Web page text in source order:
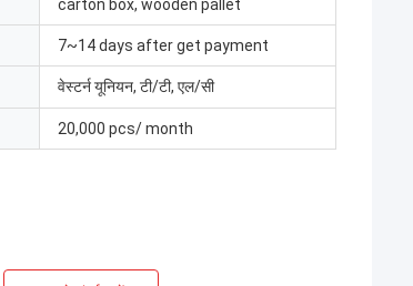
carton box, wooden pallet
7~14 days after get payment
वेस्टर्न यूनियन, टी/टी, एल/सी
20,000 pcs/ month